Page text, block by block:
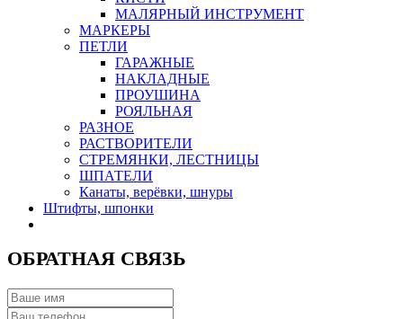
МАЛЯРНЫЙ ИНСТРУМЕНТ
МАРКЕРЫ
ПЕТЛИ
ГАРАЖНЫЕ
НАКЛАДНЫЕ
ПРОУШИНА
РОЯЛЬНАЯ
РАЗНОЕ
РАСТВОРИТЕЛИ
СТРЕМЯНКИ, ЛЕСТНИЦЫ
ШПАТЕЛИ
Канаты, верёвки, шнуры
Штифты, шпонки
ОБРАТНАЯ СВЯЗЬ